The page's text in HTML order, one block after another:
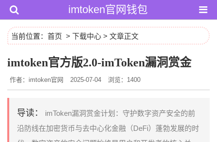
imtoken官网钱包
当前位置： 首页 > 下载中心 > 文章正文
imtoken官方版2.0-imToken漏洞赏金
作者：imtoken官网 2025-07-04 浏览：1400
导读：
imToken漏洞赏金计划：守护数字资产安全的前
沿防线在加密货币与去中心化金融（DeFi）蓬勃发展的时